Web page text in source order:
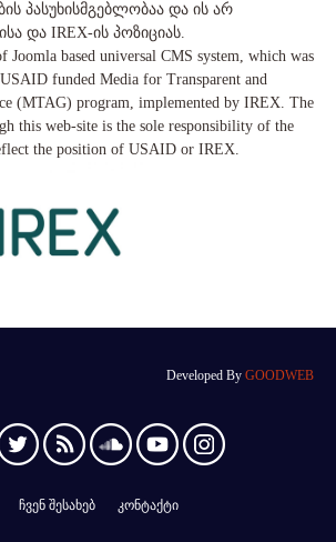
პასუხისმგებლობაა და ის არ
და IREX-ის პოზიციას.
Joomla based universal CMS system, which was
funded Media for Transparent and
(MTAG) program, implemented by IREX. The
this web-site is the sole responsibility of the
the position of USAID or IREX.
Developed By GOODWEB
ჩვენ შესახებ კონტაქტი